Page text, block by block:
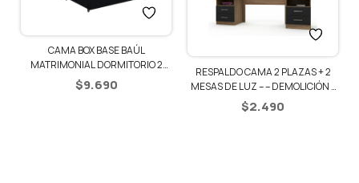
CAMA BOX BASE BAÚL
MATRIMONIAL DORMITORIO 2
PLAZAS
$9.690
RESPALDO CAMA 2 PLAZAS + 2
MESAS DE LUZ – – DEMOLICIÓN /
NEGRO
$2.490